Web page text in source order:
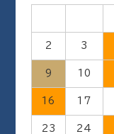
2 3
9 10
16 17
23 24